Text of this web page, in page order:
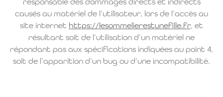
responsable des dommages directs et indirects
causés au matériel de l’utilisateur, lors de l’accès au
site internet https://lesommelierestunefille.fr, et
résultant soit de l’utilisation d’un matériel ne
répondant pas aux spécifications indiquées au point 4,
soit de l’apparition d’un bug ou d’une incompatibilité.